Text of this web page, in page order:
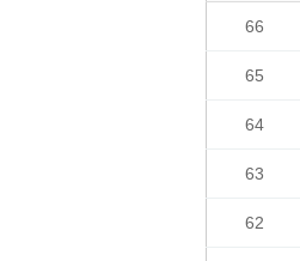
66
65
64
63
62